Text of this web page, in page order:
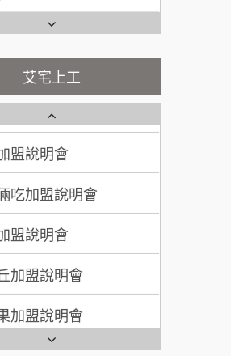
/小姐 屏東縣
100萬 ~ 200萬
生/小姐
100萬~200萬
/小姐
100萬 ~150萬
/小姐 新北市
50萬~75萬
/小姐
100萬~300萬
/小姐 新竹市
艾宅上工
加盟說明會
盟說明會
義大利麵加盟說明
盟說明會
吃加盟說明會
盟說明會
加盟說明會
加盟說明會
Café 漫步藍咖啡加盟
式火鍋加盟說明會
午食加盟說明會
盟說明會
Morni加盟說明會
茶加盟說明會
TEA歇腳亭加盟說明會
湯滷專門店加盟說明會